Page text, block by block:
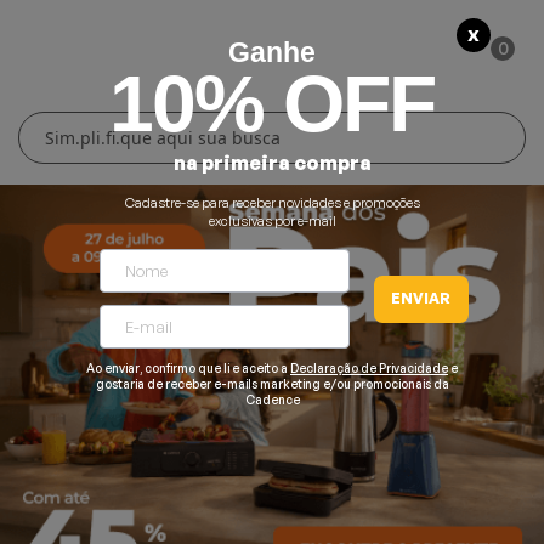
0
X
Ganhe
10% OFF
na primeira compra
Cadastre-se para receber novidades e promoções
exclusivas por e-mail
ENVIAR
Ao enviar, confirmo que li e aceito a Declaração de Privacidadee
gostaria de receber e-mails marketing e/ou promocionais da
Cadence
Cozinha
Blenders
Liquidificadores
Grills e Sanduicheiras
Chaleiras Elétricas
Cafeteiras
Fritadeiras
Lar
Ferros e Passadeiras
Conforto Térmico
Aquecedores
Climatizadores
Ventiladores
Cuidados Pessoais
Escovas Secadoras
Secadores
Cortadores de Cabelo
Pranchas